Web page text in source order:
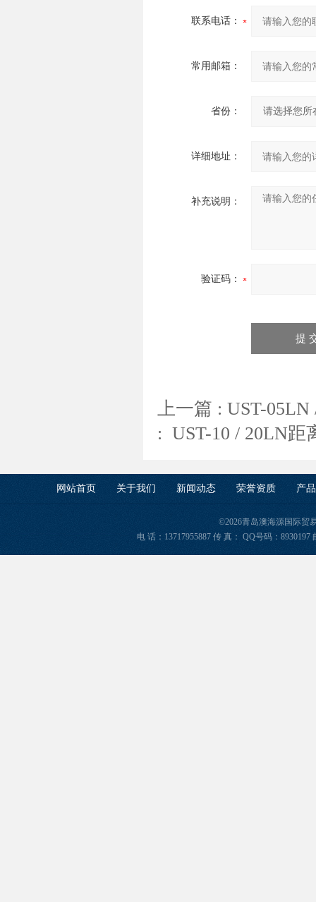
联系电话：
常用邮箱：
省份：
详细地址：
补充说明：
验证码：
上一篇 : UST-
: UST-10 / 20LN
网站首页 关于我们 新闻动态 荣誉资质 产
©2026青岛澳海源国际贸
电 话：13717955887 传 真： QQ号码：